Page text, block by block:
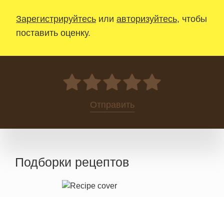
Зарегистрируйтесь или авторизуйтесь, чтобы
поставить оценку.
0
Отправить
Подборки рецептов